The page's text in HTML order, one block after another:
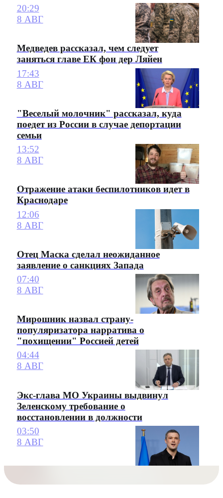
20:29
8 АВГ
Медведев рассказал, чем следует
заняться главе ЕК фон дер Ляйен
17:43
8 АВГ
"Веселый молочник" рассказал, куда
поедет из России в случае депортации
семьи
13:52
8 АВГ
Отражение атаки беспилотников идет в
Краснодаре
12:06
8 АВГ
Отец Маска сделал неожиданное
заявление о санкциях Запада
07:40
8 АВГ
Мирошник назвал страну-
популяризатора нарратива о
"похищении" Россией детей
04:44
8 АВГ
Экс-глава МО Украины выдвинул
Зеленскому требование о
восстановлении в должности
03:50
8 АВГ